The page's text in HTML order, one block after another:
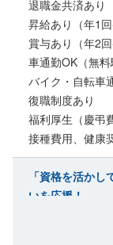
退職金共済あり
昇給あり（年1
賞与あり（年2
車通勤OK（無料
バイク・自転車
復職制度あり
福利厚生（慶弔
接種費用、健康
「資格を活か
いを応援 ！
創業から続く信頼